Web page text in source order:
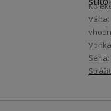
Váha:
Séria: